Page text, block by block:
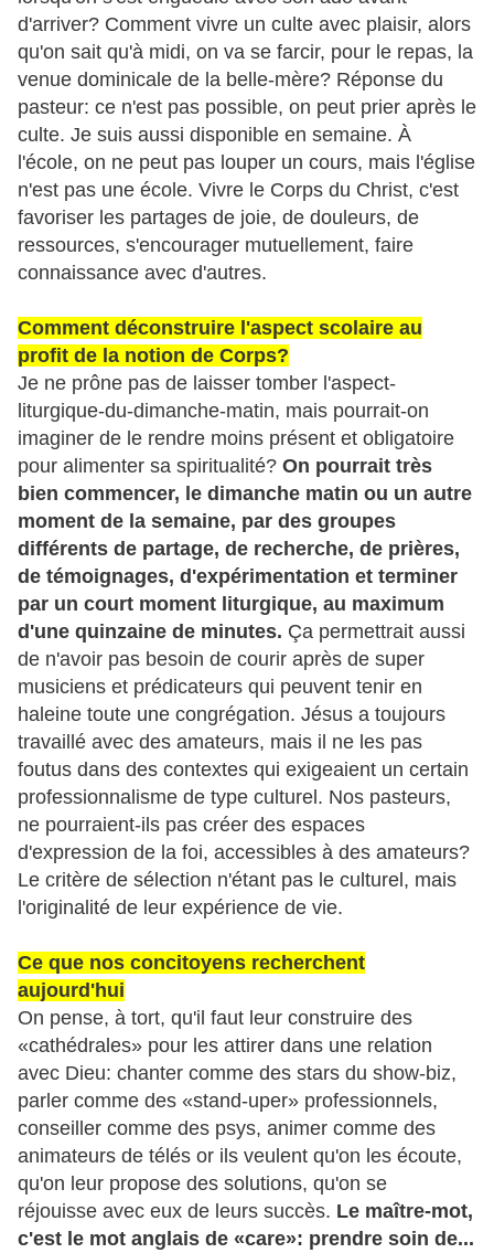
d'arriver? Comment vivre un culte avec plaisir, alors
qu'on sait qu'à midi, on va se farcir, pour le repas, la
venue dominicale de la belle-mère? Réponse du
pasteur: ce n'est pas possible, on peut prier après le
culte. Je suis aussi disponible en semaine. À
l'école, on ne peut pas louper un cours, mais l'église
n'est pas une école. Vivre le Corps du Christ, c'est
favoriser les partages de joie, de douleurs, de
ressources, s'encourager mutuellement, faire
connaissance avec d'autres.
Comment déconstruire l'aspect scolaire au
profit de la notion de Corps?
Je ne prône pas de laisser tomber l'aspect-
liturgique-du-dimanche-matin, mais pourrait-on
imaginer de le rendre moins présent et obligatoire
pour alimenter sa spiritualité? On pourrait très
bien commencer, le dimanche matin ou un autre
moment de la semaine, par des groupes
différents de partage, de recherche, de prières,
de témoignages, d'expérimentation et terminer
par un court moment liturgique, au maximum
d'une quinzaine de minutes. Ça permettrait aussi
de n'avoir pas besoin de courir après de super
musiciens et prédicateurs qui peuvent tenir en
haleine toute une congrégation. Jésus a toujours
travaillé avec des amateurs, mais il ne les pas
foutus dans des contextes qui exigeaient un certain
professionnalisme de type culturel. Nos pasteurs,
ne pourraient-ils pas créer des espaces
d'expression de la foi, accessibles à des amateurs?
Le critère de sélection n'étant pas le culturel, mais
l'originalité de leur expérience de vie.
Ce que nos concitoyens recherchent
aujourd'hui
On pense, à tort, qu'il faut leur construire des
«cathédrales» pour les attirer dans une relation
avec Dieu: chanter comme des stars du show-biz,
parler comme des «stand-uper» professionnels,
conseiller comme des psys, animer comme des
animateurs de télés or i ls veulent qu'on les écoute,
qu'on leur propose des solutions, qu'on se
réjouisse avec eux de leurs succès. Le maître-mot,
c'est le mot anglais de «care»: prendre soin de...